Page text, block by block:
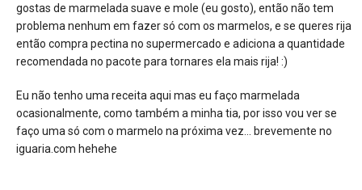
gostas de marmelada suave e mole (eu gosto), então não tem
problema nenhum em fazer só com os marmelos, e se queres rija
então compra pectina no supermercado e adiciona a quantidade
recomendada no pacote para tornares ela mais rija! :)
Eu não tenho uma receita aqui mas eu faço marmelada
ocasionalmente, como também a minha tia, por isso vou ver se
faço uma só com o marmelo na próxima vez… brevemente no
iguaria.com hehehe